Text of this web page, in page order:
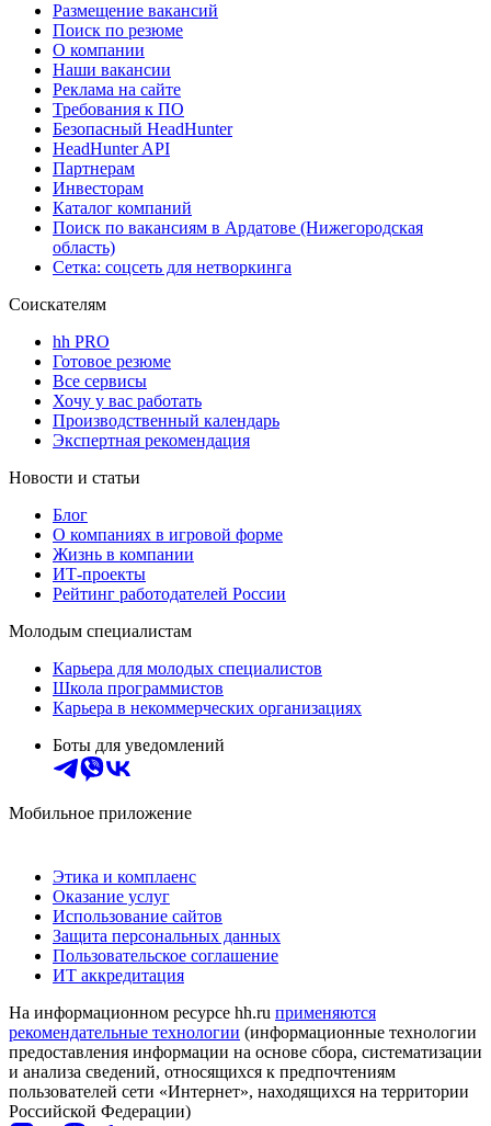
Размещение вакансий
Поиск по резюме
О компании
Наши вакансии
Реклама на сайте
Требования к ПО
Безопасный HeadHunter
HeadHunter API
Партнерам
Инвесторам
Каталог компаний
Поиск по вакансиям в Ардатове (Нижегородская
область)
Сетка: соцсеть для нетворкинга
Соискателям
hh PRO
Готовое резюме
Все сервисы
Хочу у вас работать
Производственный календарь
Экспертная рекомендация
Новости и статьи
Блог
О компаниях в игровой форме
Жизнь в компании
ИТ-проекты
Рейтинг работодателей России
Молодым специалистам
Карьера для молодых специалистов
Школа программистов
Карьера в некоммерческих организациях
Боты для уведомлений
Мобильное приложение
Этика и комплаенс
Оказание услуг
Использование сайтов
Защита персональных данных
Пользовательское соглашение
ИТ аккредитация
На информационном ресурсе hh.ru применяются
рекомендательные технологии (информационные технологии
предоставления информации на основе сбора, систематизации
и анализа сведений, относящихся к предпочтениям
пользователей сети «Интернет», находящихся на территории
Российской Федерации)